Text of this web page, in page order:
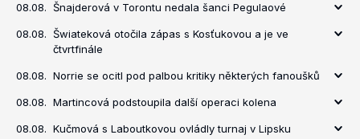
08.08. Šnajderová v Torontu nedala šanci Pegulaové
08.08. Šwiateková otočila zápas s Kosťukovou a je ve
čtvrtfinále
08.08. Norrie se ocitl pod palbou kritiky některých fanoušků
08.08. Martincová podstoupila další operaci kolena
08.08. Kučmová s Laboutkovou ovládly turnaj v Lipsku